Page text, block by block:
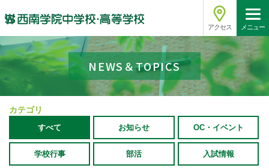
アクセス メニュー
NEWS＆TOPICS
カテゴリ
すべて お知らせ OC・イベント
学校行事 部活 入試情報